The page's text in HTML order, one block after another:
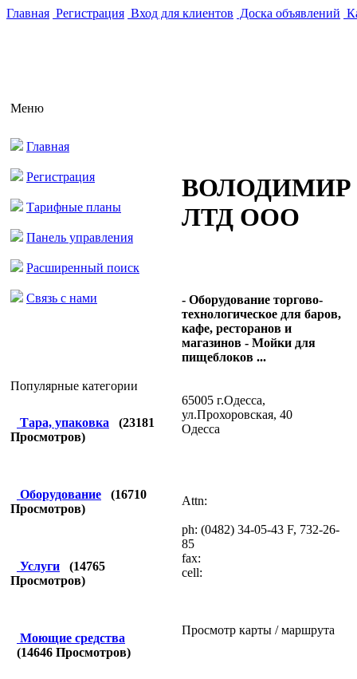
Главная Регистрация Вход для клиентов Доска объявлений
Меню
Главная
Регистрация
Тарифные планы
Панель управления
Расширенный поиск
Связь с нами
Популярные категории
Тара, упаковка (23181
Просмотров)
Оборудование (16710
Просмотров)
Услуги (14765
Просмотров)
Моющие средства
(14646 Просмотров)
ВОЛОДИМИР
ЛТД ООО
- Оборудование торгово-
технологическое для баров,
кафе, ресторанов и
магазинов - Мойки для
пищеблоков ...
65005 г.Одесса,
ул.Прохоровская, 40
Одесса
Attn:
ph: (0482) 34-05-43 F, 732-26-
85
fax:
cell:
Просмотр карты / маршрута